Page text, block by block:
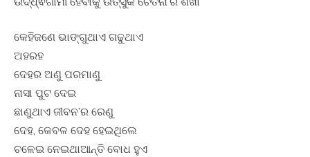
କେହିଜଣେ ଭାଙ୍ଗୁଥାଏ ଗଢୁଥାଏ
ଅହରହ
ଦେହର ଅଣୁ ପରମାଣୁ
ନାସା ପୁଟ ଦେଇ
ଛାଣୁଥାଏ ଜୀବନ’ର ରେଣୁ
ଦେହ, କେବଳ ଦେହ ହେଇଥିଲେ
ଚଳେଇ ନେଇଥାଆନ୍ତି ବୋଧ ହୁଏ